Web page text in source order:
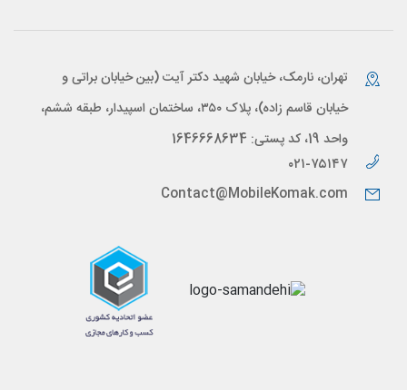
تهران، نارمک، خیابان شهید دکتر آیت (بین خیابان براتی و
خیابان قاسم زاده)، پلاک ۳۵۰، ساختمان اسپیدار، طبقه ششم،
واحد 19، کد پستی: 1646668634
۰۲۱-۷۵۱۴۷
Contact@MobileKomak.com